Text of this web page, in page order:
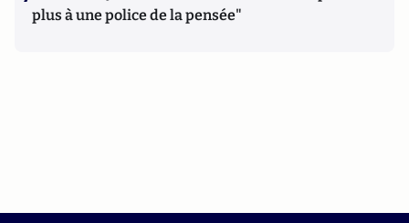
plus à une police de la pensée"